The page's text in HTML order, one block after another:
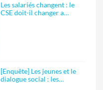
Les salariés changent : le
CSE doit-il changer a…
[Enquête] Les jeunes et le
dialogue social : les…